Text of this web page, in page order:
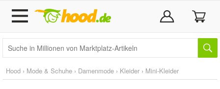
Hood › Mode & Schuhe › Damenmode › Kleider › Mini-Kleider